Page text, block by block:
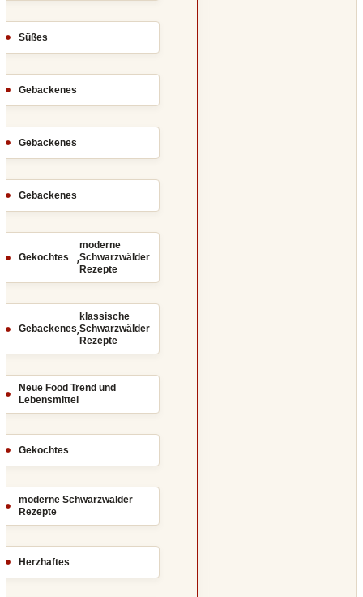
Süßes
Gebackenes
Gebackenes
Gebackenes
Gekochtes ,
moderne
Schwarzwälder
Rezepte
Gebackenes,
klassische
Schwarzwälder
Rezepte
Neue Food Trend und
Lebensmittel
Gekochtes
moderne Schwarzwälder
Rezepte
Herzhaftes